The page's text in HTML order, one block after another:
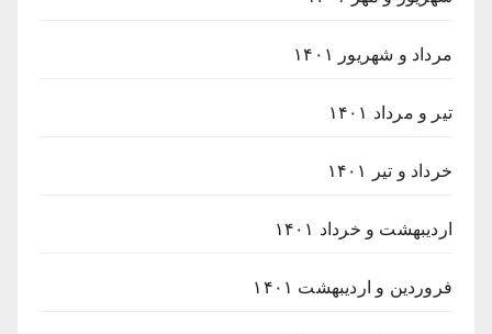
مرداد و شهریور ۱۴۰۱
تیر و مرداد ۱۴۰۱
خرداد و تیر ۱۴۰۱
اردیبهشت و خرداد ۱۴۰۱
فروردین و اردیبهشت ۱۴۰۱